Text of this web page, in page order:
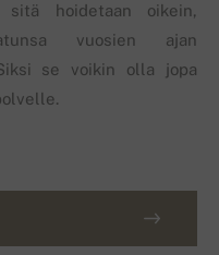
sitä hoidetaan oikein,
vuosien ajan
se voikin olla jopa